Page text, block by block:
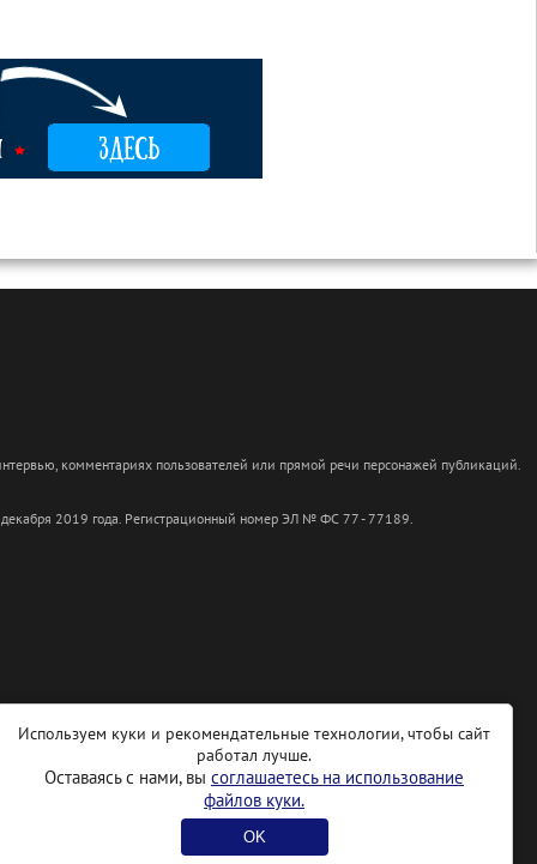
комментариях пользователей или прямой речи персонажей публикаций.
декабря 2019 года. Регистрационный номер ЭЛ № ФС 77 - 77189.
Используем куки и рекомендательные технологии, чтобы сайт
работал лучше.
Оставаясь с нами, вы соглашаетесь на использование
файлов куки.
OK